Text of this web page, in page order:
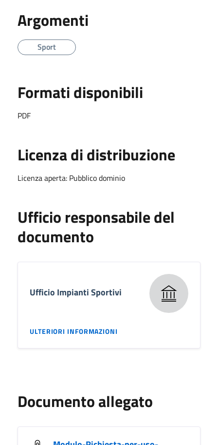
Argomenti
Sport
Formati disponibili
PDF
Licenza di distribuzione
Licenza aperta: Pubblico dominio
Ufficio responsabile del
documento
Ufficio Impianti Sportivi
ULTERIORI INFORMAZIONI
Documento allegato